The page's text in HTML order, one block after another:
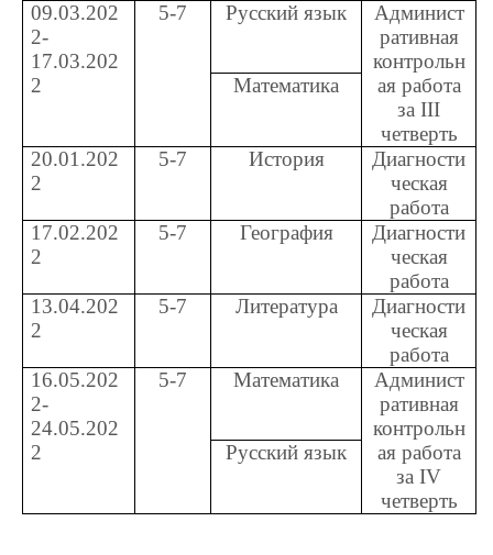
09.03.202
2-
17.03.202
2
5-7 Русский язык
Админист
ративная
контрольн
ая работа
за III
четверть
Математика
20.01.202
2
5-7 История
Диагности
ческая
работа
17.02.202
2
5-7 География
Диагности
ческая
работа
13.04.202
2
5-7 Литература
Диагности
ческая
работа
16.05.202
2-
24.05.202
2
5-7 Математика
Админист
ративная
контрольн
ая работа
за IV
четверть
Русский язык